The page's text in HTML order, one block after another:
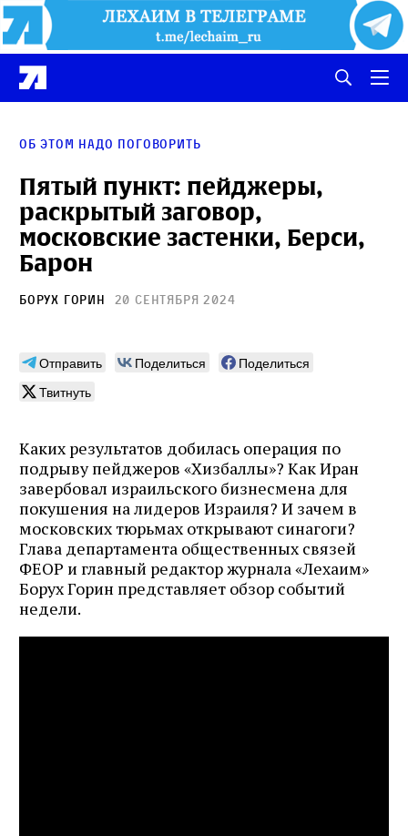
об этом надо поговорить
Пятый пункт: пейджеры,
раскрытый заговор,
московские застенки, Берси,
Барон
Борух Горин 20 сентября 2024
Отправить Поделиться
Поделиться
Твитнуть
Каких результатов добилась операция по
подрыву пейджеров «Хизбаллы»? Как Иран
завербовал израильского бизнесмена для
покушения на лидеров Израиля? И зачем в
московских тюрьмах открывают синагоги?
Глава департамента общественных связей
ФЕОР и главный редактор журнала «Лехаим»
Борух Горин представляет обзор событий
недели.